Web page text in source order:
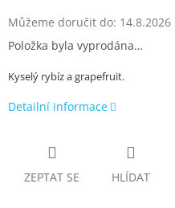
Můžeme doručit do: 14.8.2026
Položka byla vyprodána…
Kyselý rybíz a grapefruit.
Detailní informace
ZEPTAT SE HLÍDAT